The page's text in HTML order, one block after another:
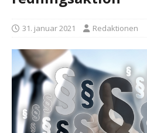
31. januar 2021 Redaktionen